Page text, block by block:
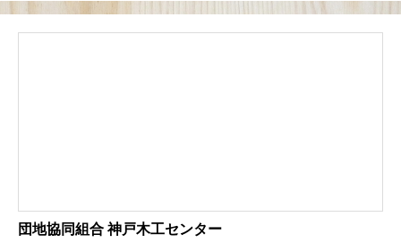
団地協同組合神戸木工センター